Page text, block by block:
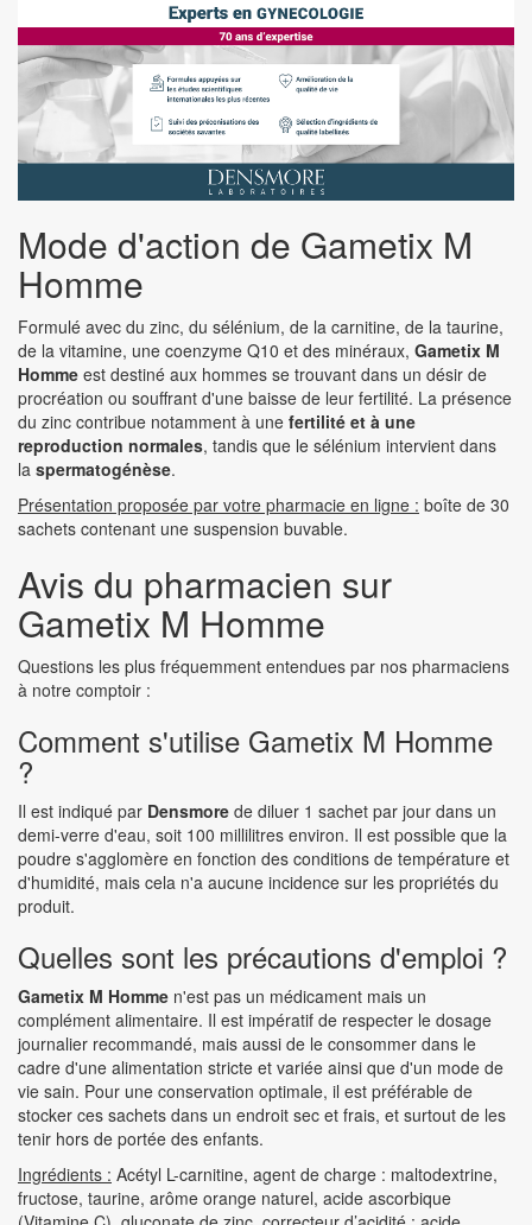
Mode d'action de Gametix M
Homme
Formulé avec du zinc, du sélénium, de la carnitine, de la taurine,
de la vitamine, une coenzyme Q10 et des minéraux, Gametix M
Homme est destiné aux hommes se trouvant dans un désir de
procréation ou souffrant d'une baisse de leur fertilité. La présence
du zinc contribue notamment à une fertilité et à une
reproduction normales, tandis que le sélénium intervient dans
la spermatogénèse.
Présentation proposée par votre pharmacie en ligne : boîte de 30
sachets contenant une suspension buvable.
Avis du pharmacien sur
Gametix M Homme
Questions les plus fréquemment entendues par nos pharmaciens
à notre comptoir :
Comment s'utilise Gametix M Homme
?
Il est indiqué par Densmore de diluer 1 sachet par jour dans un
demi-verre d'eau, soit 100 millilitres environ. Il est possible que la
poudre s'agglomère en fonction des conditions de température et
d'humidité, mais cela n'a aucune incidence sur les propriétés du
produit.
Quelles sont les précautions d'emploi ?
Gametix M Homme n'est pas un médicament mais un
complément alimentaire. Il est impératif de respecter le dosage
journalier recommandé, mais aussi de le consommer dans le
cadre d'une alimentation stricte et variée ainsi que d'un mode de
vie sain. Pour une conservation optimale, il est préférable de
stocker ces sachets dans un endroit sec et frais, et surtout de les
tenir hors de portée des enfants.
Ingrédients : Acétyl L-carnitine, agent de charge : maltodextrine,
fructose, taurine, arôme orange naturel, acide ascorbique